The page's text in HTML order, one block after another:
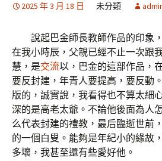
2025 年 3 月 18 日 未分類
說起巴金師長教師作品的印象
在我小時辰，父親已經不止一次跟
慧，是交流以，巴金的這部作品，
要反封建，年青人要提高，要反動
版的，誠實說，我看得也不算太細
深的是高老太爺。不論他後面為人
么代表封建的禮教，最后臨逝世前
的一個白叟。能夠是年紀小的緣故
多壞，我甚至還有些愛好他。